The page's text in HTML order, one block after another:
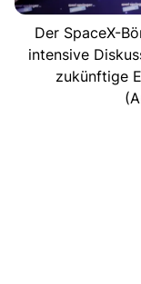
Der SpaceX-
intensive
zukünftige